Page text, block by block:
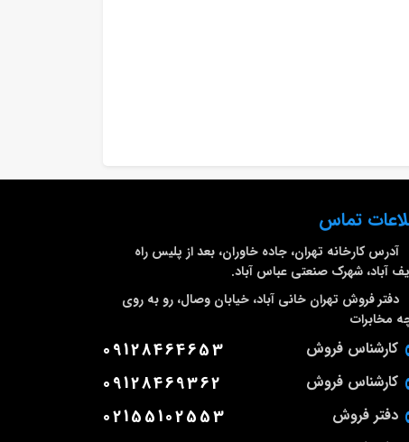
تماس
آدرس کارخانه تهران، جاده خاوران، بعد از پلیس راه
آباد، شهرک صنعتی عباس آباد.
دفتر فروش تهران خانی آباد، خیابان وصال، رو به روی
مخابرات
کارشناس فروش 09128464653
کارشناس فروش 09128469362
دفتر فروش 02155102553